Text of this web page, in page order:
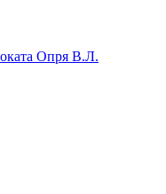
Опря В.Л.